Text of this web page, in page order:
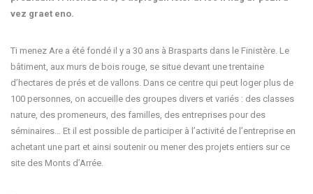
vez graet eno.
Ti menez Are a été fondé il y a 30 ans à Brasparts dans le Finistère. Le
bâtiment, aux murs de bois rouge, se situe devant une trentaine
d’hectares de prés et de vallons. Dans ce centre qui peut loger plus de
100 personnes, on accueille des groupes divers et variés : des classes
nature, des promeneurs, des familles, des entreprises pour des
séminaires… Et il est possible de participer à l’activité de l’entreprise en
achetant une part et ainsi soutenir ou mener des projets entiers sur ce
site des Monts d’Arrée.